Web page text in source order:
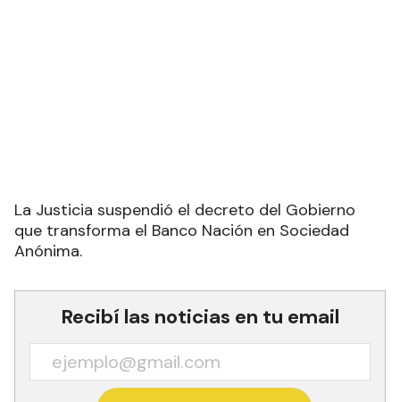
La Justicia suspendió el decreto del Gobierno
que transforma el Banco Nación en Sociedad
Anónima.
Recibí las noticias en tu email